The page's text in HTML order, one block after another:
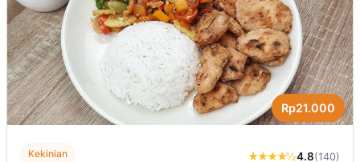
Rp21.000
Kekinian ★★★★½4.8(140)